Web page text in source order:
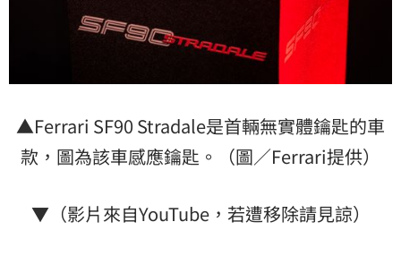
▲Ferrari SF90 Stradale是首輛無實體鑰匙的車
款，圖為該車感應鑰匙。（圖／Ferrari提供）
▼（影片來自YouTube，若遭移除請見諒）